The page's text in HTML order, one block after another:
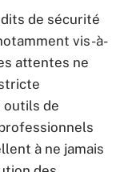
de sécurité
vis-à-
attentes ne
outils de
à ne jamais